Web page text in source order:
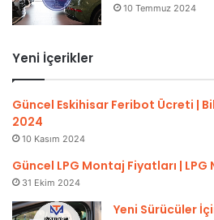
10 Temmuz 2024
Yeni İçerikler
Güncel Eskihisar Feribot Ücreti |
2024
10 Kasım 2024
Güncel LPG Montaj Fiyatları | LPG
31 Ekim 2024
Yeni Sürücüler